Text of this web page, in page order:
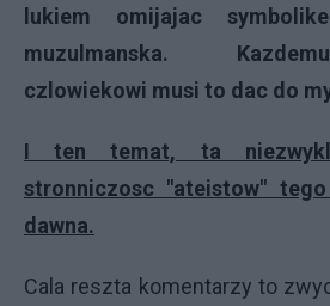
lukiem omijajac
muzulmanska.
czlowiekowi musi to dac do
I ten temat, ta
stronniczosc "ateistow"
dawna.
Cala reszta komentarzy to